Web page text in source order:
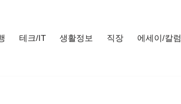
테크/IT 생활정보 직장 에세이/칼럼